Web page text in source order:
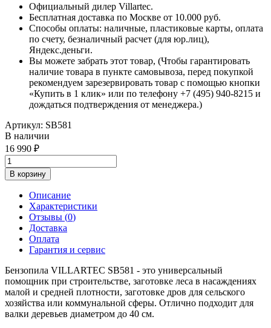
Официальный дилер Villartec.
Бесплатная доставка по Москве от 10.000 руб.
Способы оплаты: наличные, пластиковые карты, оплата
по счету, безналичный расчет (для юр.лиц),
Яндекс.деньги.
Вы можете забрать этот товар, (Чтобы гарантировать
наличие товара в пункте самовывоза, перед покупкой
рекомендуем зарезервировать товар с помощью кнопки
«Купить в 1 клик» или по телефону +7 (495) 940-8215 и
дождаться подтверждения от менеджера.)
Артикул: SB581
В наличии
16 990
В корзину
Описание
Характеристики
Отзывы (0)
Доставка
Оплата
Гарантия и сервис
Бензопила VILLARTEC SB581 - это универсальный
помощник при строительстве, заготовке леса в насаждениях
малой и средней плотности, заготовке дров для сельского
хозяйства или коммунальной сферы. Отлично подходит для
валки деревьев диаметром до 40 см.